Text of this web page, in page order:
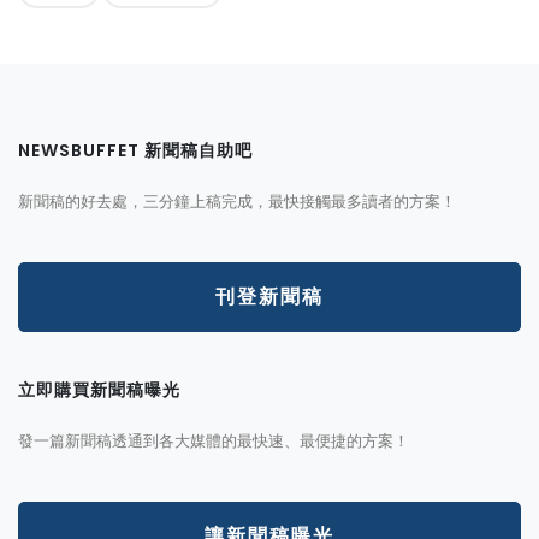
NEWSBUFFET 新聞稿自助吧
新聞稿的好去處，三分鐘上稿完成，最快接觸最多讀者的方案！
刊登新聞稿
立即購買新聞稿曝光
發一篇新聞稿透通到各大媒體的最快速、最便捷的方案！